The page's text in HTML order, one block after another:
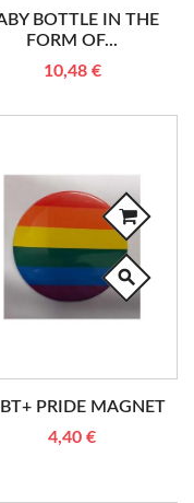
BOTTLE IN THE
FORM OF...
10,48 €
search
PRIDE MAGNET
4,40 €